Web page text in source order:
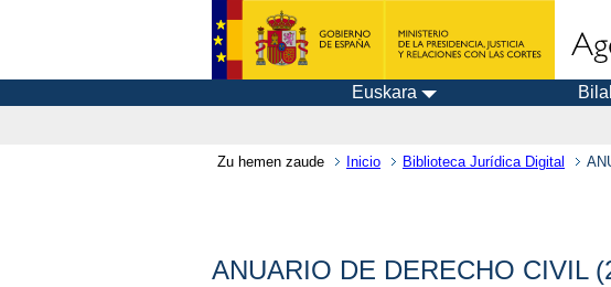
Euskara
Zu hemen zaude Inicio Biblioteca Jurídica Digital
ANUARIO DE DERECHO CIVIL